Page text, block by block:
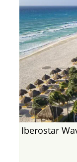
Iberostar